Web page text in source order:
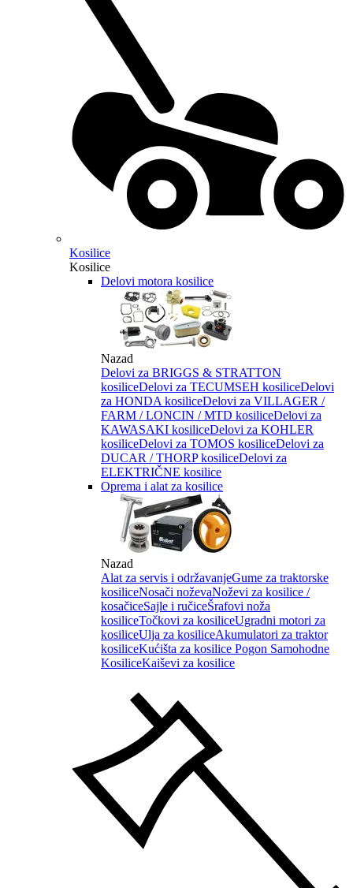
Kosilice
Kosilice
Delovi motora kosilice
Nazad
Delovi za BRIGGS & STRATTON
kosiliceDelovi za TECUMSEH kosiliceDelovi
za HONDA kosiliceDelovi za VILLAGER /
FARM / LONCIN / MTD kosiliceDelovi za
KAWASAKI kosiliceDelovi za KOHLER
kosiliceDelovi za TOMOS kosiliceDelovi za
DUCAR / THORP kosiliceDelovi za
ELEKTRIČNE kosilice
Oprema i alat za kosilice
Nazad
Alat za servis i održavanjeGume za traktorske
kosiliceNosači noževaNoževi za kosilice /
kosačiceSajle i ručiceŠrafovi noža
kosiliceTočkovi za kosiliceUgradni motori za
kosiliceUlja za kosiliceAkumulatori za traktor
kosiliceKućišta za kosilice Pogon Samohodne
KosiliceKaiševi za kosilice